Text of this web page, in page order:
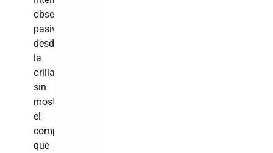
observa
pasiva
desde
la
orilla,
sin
mostrar
el
compromiso
que